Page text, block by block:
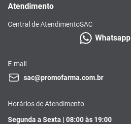
Atendimento
Central de AtendimentoSAC
Whatsapp
E-mail
sac@promofarma.com.br
Horários de Atendimento
Segunda a Sexta | 08:00 às 19:00